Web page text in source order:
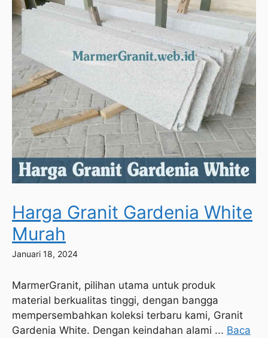
Harga Granit Gardenia White
Murah
Januari 18, 2024
MarmerGranit, pilihan utama untuk produk
material berkualitas tinggi, dengan bangga
mempersembahkan koleksi terbaru kami, Granit
Gardenia White. Dengan keindahan alami ... Baca